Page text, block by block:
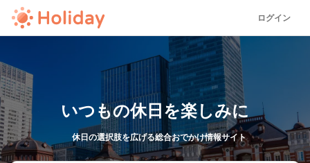
ログイン
いつもの休日を楽しみに
休日の選択肢を広げる総合おでかけ情報サイト